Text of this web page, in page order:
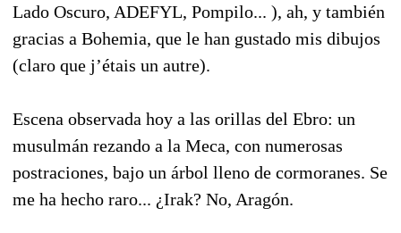
Lado Oscuro, ADEFYL, Pompilo... ), ah, y también
gracias a Bohemia, que le han gustado mis dibujos
(claro que j’étais un autre).
Escena observada hoy a las orillas del Ebro: un
musulmán rezando a la Meca, con numerosas
postraciones, bajo un árbol lleno de cormoranes. Se
me ha hecho raro... ¿Irak? No, Aragón.